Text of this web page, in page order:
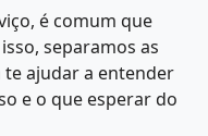
é comum que
separamos as
ajudar a entender
e o que esperar do